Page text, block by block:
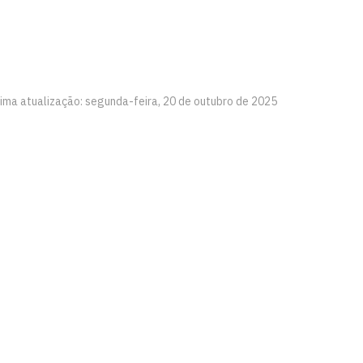
atualização: segunda-feira, 20 de outubro de 2025